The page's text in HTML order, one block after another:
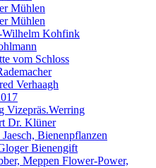
Mühlen
Mühlen
Wilhelm Kohfink
vom Schloss
Verhaagh
Vizepräs.Werring
Dr. Klüner
Bienenpflanzen
Bienengift
Meppen Flower-Power,